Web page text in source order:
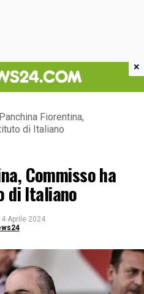
Panchina Fiorentina,
di Italiano
Commisso ha
di Italiano
4 Aprile 2024
×